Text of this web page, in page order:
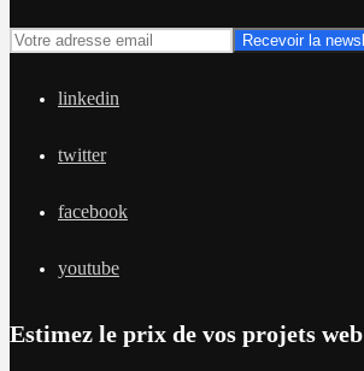
linkedin
twitter
facebook
youtube
Estimez le prix de vos projets web